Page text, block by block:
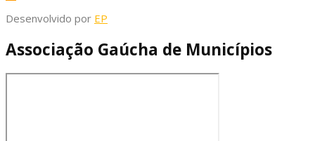
Desenvolvido por EP
Associação Gaúcha de Municípios